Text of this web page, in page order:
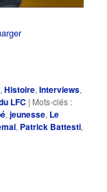
,Histoire,Interviews,
LFC | Mots-clés :
,jeunesse, Le
, Patrick Battesti,